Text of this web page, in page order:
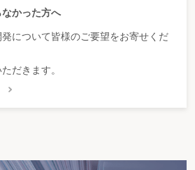
かった方へ
について皆様のご要望をお寄せくだ
だきます。